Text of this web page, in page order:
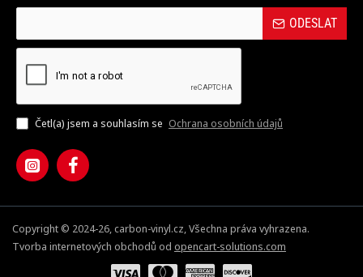
ODESLAT
Četl(a) jsem a souhlasím se Ochrana osobních údajů
Copyright © 2024-26, carbon-vinyl.cz, Všechna práva vyhrazena.
Tvorba internetových obchodů od opencart-solutions.com